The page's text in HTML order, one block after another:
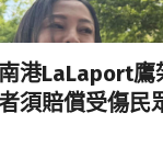
南港LaLaport
須賠償受傷民